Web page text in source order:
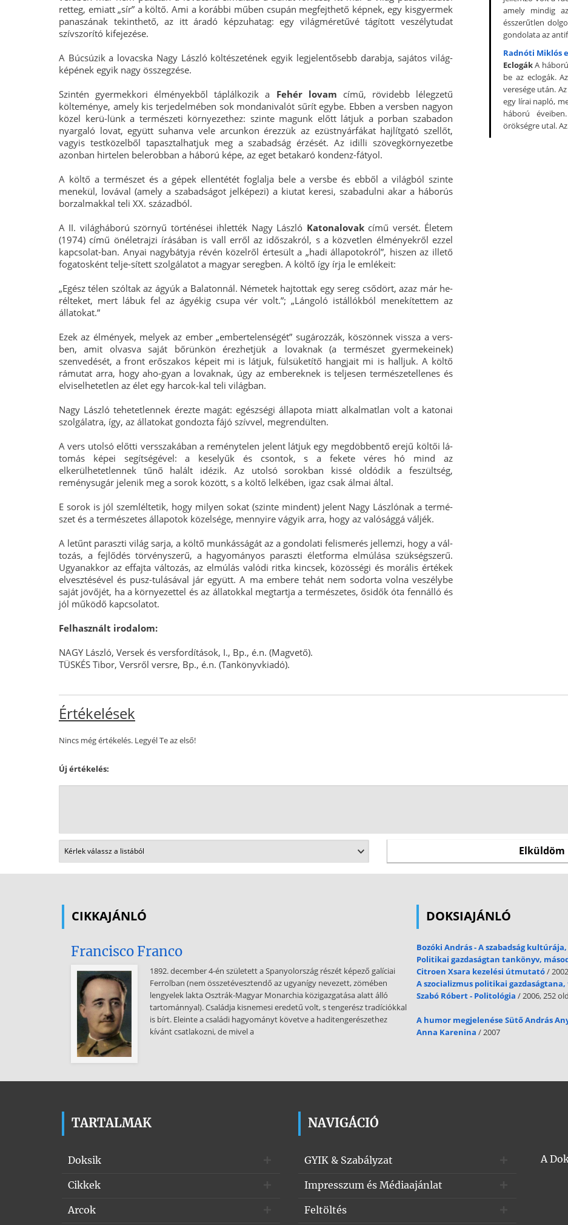
retteg, emiatt „sír” a költő. Ami a korábbi műben csupán megfejthető képnek, egy kisgyermek
panaszának tekinthető, az itt áradó képzuhatag: egy világméretűvé tágított veszélytudat
szívszorító kifejezése.
A Búcsúzik a lovacska Nagy László költészetének egyik legjelentősebb darabja, sajátos világ-
képének egyik nagy összegzése.
Szintén gyermekkori élményekből táplálkozik a Fehér lovam című, rövidebb lélegzetű
költeménye, amely kis terjedelmében sok mondanivalót sűrít egybe. Ebben a versben nagyon
közel kerü-lünk a természeti környezethez: szinte magunk előtt látjuk a porban szabadon
nyargaló lovat, együtt suhanva vele arcunkon érezzük az ezüstnyárfákat hajlítgató szellőt,
vagyis testközelből tapasztalhatjuk meg a szabadság érzését. Az idilli szövegkörnyezetbe
azonban hirtelen belerobban a háború képe, az eget betakaró kondenz-fátyol.
A költő a természet és a gépek ellentétét foglalja bele a versbe és ebből a világból szinte
menekül, lovával (amely a szabadságot jelképezi) a kiutat keresi, szabadulni akar a háborús
borzalmakkal teli XX. századból.
A II. világháború szörnyű történései ihlették Nagy László Katonalovakcímű versét. Életem
(1974) című önéletrajzi írásában is vall erről az időszakról, s a közvetlen élményekről ezzel
kapcsolat-ban. Anyai nagybátyja révén közelről értesült a „hadi állapotokról”, hiszen az illető
fogatosként telje-sített szolgálatot a magyar seregben. A költő így írja le emlékeit:
„Egész télen szóltak az ágyúk a Balatonnál. Németek hajtottak egy sereg csődört, azaz már he-
rélteket, mert lábuk fel az ágyékig csupa vér volt.”; „Lángoló istállókból menekítettem az
állatokat.”
Ezek az élmények, melyek az ember „embertelenségét” sugározzák, köszönnek vissza a vers-
ben, amit olvasva saját bőrünkön érezhetjük a lovaknak (a természet gyermekeinek)
szenvedését, a front erőszakos képeit mi is látjuk, fülsüketítő hangjait mi is halljuk. A költő
rámutat arra, hogy aho-gyan a lovaknak, úgy az embereknek is teljesen természetellenes és
elviselhetetlen az élet egy harcok-kal teli világban.
Nagy László tehetetlennek érezte magát: egészségi állapota miatt alkalmatlan volt a katonai
szolgálatra, így, az állatokat gondozta fájó szívvel, megrendülten.
A vers utolsó előtti versszakában a reménytelen jelent látjuk egy megdöbbentő erejű költői lá-
tomás képei segítségével: a keselyűk és csontok, s a fekete véres hó mind az
elkerülhetetlennek tűnő halált idézik. Az utolsó sorokban kissé oldódik a feszültség,
reménysugár jelenik meg a sorok között, s a költő lelkében, igaz csak álmai által.
E sorok is jól szemléltetik, hogy milyen sokat (szinte mindent) jelent Nagy Lászlónak a termé-
szet és a természetes állapotok közelsége, mennyire vágyik arra, hogy az valósággá váljék.
A letűnt paraszti világ sarja, a költő munkásságát az a gondolati felismerés jellemzi, hogy a vál-
tozás, a fejlődés törvényszerű, a hagyományos paraszti életforma elmúlása szükségszerű.
Ugyanakkor az effajta változás, az elmúlás valódi ritka kincsek, közösségi és morális értékek
elvesztésével és pusz-tulásával jár együtt. A ma embere tehát nem sodorta volna veszélybe
saját jövőjét, ha a környezettel és az állatokkal megtartja a természetes, ősidők óta fennálló és
jól működő kapcsolatot.
Felhasznált irodalom:
NAGY László, Versek és versfordítások, I., Bp., é.n. (Magvető).
TÜSKÉS Tibor, Versről versre, Bp., é.n. (Tankönyvkiadó).
amely mindig
ésszerűtlen
gondolata az
Radnóti Miklós
EclogákA
be az eclogák.
veresége után.
egy lírai napló,
háború
örökségre utal.
Értékelések
Nincs még értékelés. Legyél Te az első!
Új értékelés:
CIKKAJÁNLÓ
Francisco Franco
1892. december 4-én született a Spanyolország részét képező galíciai
Ferrolban (nem összetévesztendő az ugyanígy nevezett, zömében
lengyelek lakta Osztrák-Magyar Monarchia közigazgatása alatt álló
tartománnyal). Családja kisnemesi eredetű volt, s tengerész tradíciókkal
is bírt. Eleinte a családi hagyományt követve a haditengerészethez
kívánt csatlakozni, de mivel a
DOKSIAJÁNLÓ
Bozóki András - A szabadság
Politikai gazdaságtan tankönyv,
Citroen Xsara kezelési útmutató/
A szocializmus politikai
Szabó Róbert - Politológia / 2006, 252
A humor megjelenése Sütő András
Anna Karenina / 2007
TARTALMAK
Doksik
Cikkek
Arcok
NAVIGÁCIÓ
GYIK & Szabályzat
Impresszum és Médiaajánlat
Feltöltés
A